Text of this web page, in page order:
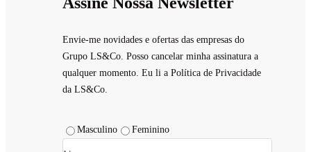
Envie-me novidades e ofertas das empresas do
Grupo LS&Co. Posso cancelar minha assinatura a
qualquer momento. Eu li a Política de Privacidade
da LS&Co.
Masculino Feminino